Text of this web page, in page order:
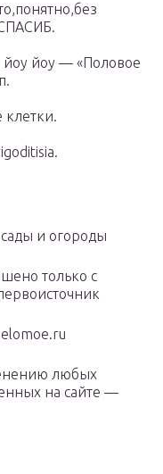
йоу йоу — «Половое
клетки.
и огороды
только с
любых
на сайте —